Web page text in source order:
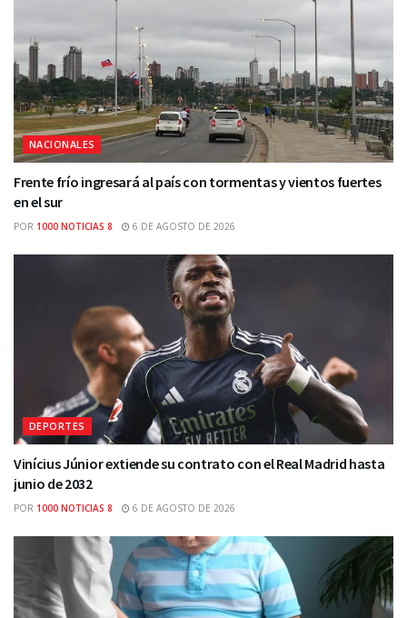
NACIONALES
Frente frío ingresará al país con tormentas y vientos fuertes
en el sur
POR 1000 NOTICIAS 8 6 DE AGOSTO DE 2026
DEPORTES
Vinícius Júnior extiende su contrato con el Real Madrid hasta
junio de 2032
POR 1000 NOTICIAS 8 6 DE AGOSTO DE 2026